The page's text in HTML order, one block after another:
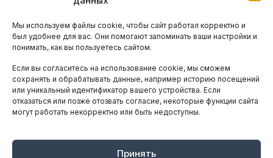
Мы используем файлы cookie, чтобы сайт работал корректно и
был удобнее для вас. Они помогают запоминать ваши настройки и
понимать, как вы пользуетесь сайтом.
Если вы согласитесь на использование cookie, мы сможем
сохранять и обрабатывать данные, например историю посещений
или уникальный идентификатор вашего устройства. Если
отказаться или позже отозвать согласие, некоторые функции сайта
могут работать некорректно или быть недоступны.
Принять
Остальные новости
АНАЛИТИКА И СТАТИСТИКА
ARTICLES IN ENGLISH
НАВИГАЦИЯ